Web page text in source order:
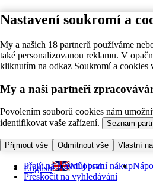
Nastavení soukromí a
My a našich 18 partnerů používáme
také personalizovanou reklamu. V
kliknutím na odkaz Soukromí a cookies
My a naši partneři
Povolením souborů cookies nám
identifikovat vaše zařízení.
Seznam
Přijmout vše Odmítnout vše Vlastní
Přejít na hlavní obsah
Přeskočit na vyhledávání
English Můj první nákup